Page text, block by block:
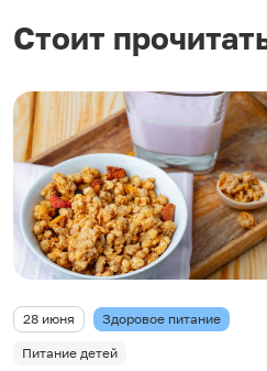
Стоит
28 июня Здоровое питание
Питание детей